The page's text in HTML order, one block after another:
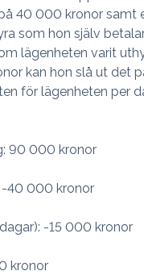
40 000 kronor samt
som hon själv
lägenheten varit
kan hon slå ut det
för lägenheten per
90 000 kronor
-40 000 kronor
-15 000 kronor
kronor